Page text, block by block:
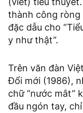
thành công ròng
đặc dẫu cho
y như thật”.
Trên văn đàn
Đổi mới (1986),
chữ “nước mắt”
đầu ngón tay,